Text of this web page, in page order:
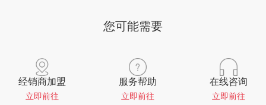
您可能需要
经销商加盟
立即前往
服务帮助
立即前往
在线咨询
立即前往